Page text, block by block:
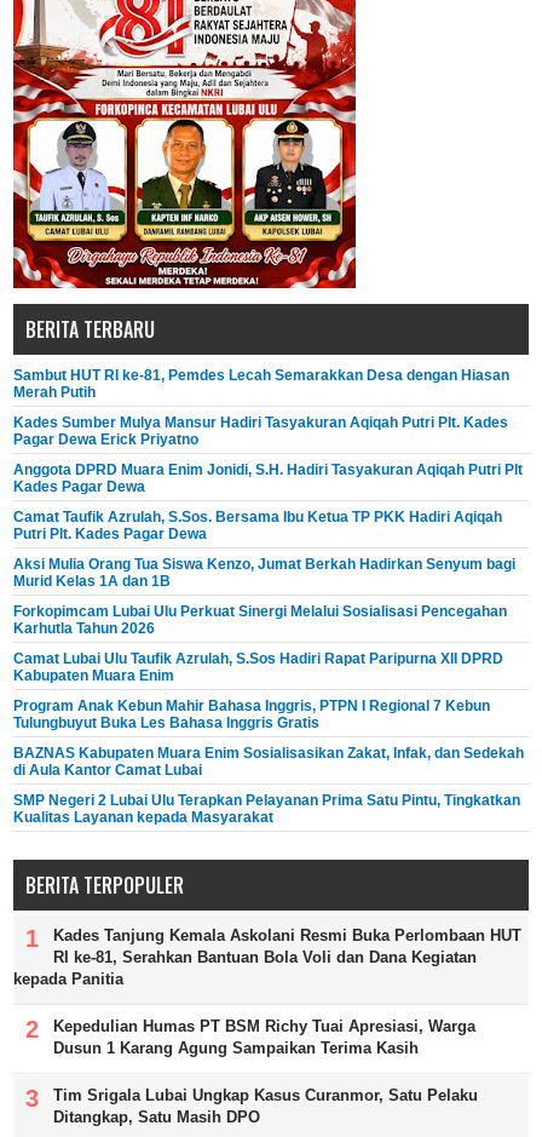
BERITA TERBARU
Sambut HUT RI ke-81, Pemdes Lecah Semarakkan Desa dengan Hiasan
Merah Putih
Kades Sumber Mulya Mansur Hadiri Tasyakuran Aqiqah Putri Plt. Kades
Pagar Dewa Erick Priyatno
Anggota DPRD Muara Enim Jonidi, S.H. Hadiri Tasyakuran Aqiqah Putri Plt
Kades Pagar Dewa
Camat Taufik Azrulah, S.Sos. Bersama Ibu Ketua TP PKK Hadiri Aqiqah
Putri Plt. Kades Pagar Dewa
Aksi Mulia Orang Tua Siswa Kenzo, Jumat Berkah Hadirkan Senyum bagi
Murid Kelas 1A dan 1B
Forkopimcam Lubai Ulu Perkuat Sinergi Melalui Sosialisasi Pencegahan
Karhutla Tahun 2026
Camat Lubai Ulu Taufik Azrulah, S.Sos Hadiri Rapat Paripurna XII DPRD
Kabupaten Muara Enim
Program Anak Kebun Mahir Bahasa Inggris, PTPN I Regional 7 Kebun
Tulungbuyut Buka Les Bahasa Inggris Gratis
BAZNAS Kabupaten Muara Enim Sosialisasikan Zakat, Infak, dan Sedekah
di Aula Kantor Camat Lubai
SMP Negeri 2 Lubai Ulu Terapkan Pelayanan Prima Satu Pintu, Tingkatkan
Kualitas Layanan kepada Masyarakat
BERITA TERPOPULER
Kades Tanjung Kemala Askolani Resmi Buka Perlombaan HUT
RI ke-81, Serahkan Bantuan Bola Voli dan Dana Kegiatan
kepada Panitia
Kepedulian Humas PT BSM Richy Tuai Apresiasi, Warga
Dusun 1 Karang Agung Sampaikan Terima Kasih
Tim Srigala Lubai Ungkap Kasus Curanmor, Satu Pelaku
Ditangkap, Satu Masih DPO